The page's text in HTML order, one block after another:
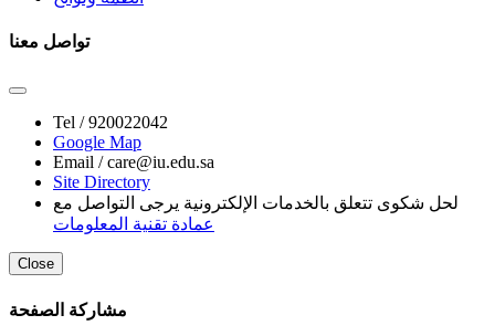
تواصل معنا
Tel /920022042
Google Map
Email /care@iu.edu.sa
Site Directory
لحل شكوى تتعلق بالخدمات الإلكترونية يرجى التواصل مع
عمادة تقنية المعلومات
Close
مشاركة الصفحة